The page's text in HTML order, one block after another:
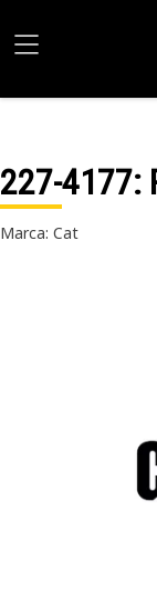
227-4177:
Marca: Cat